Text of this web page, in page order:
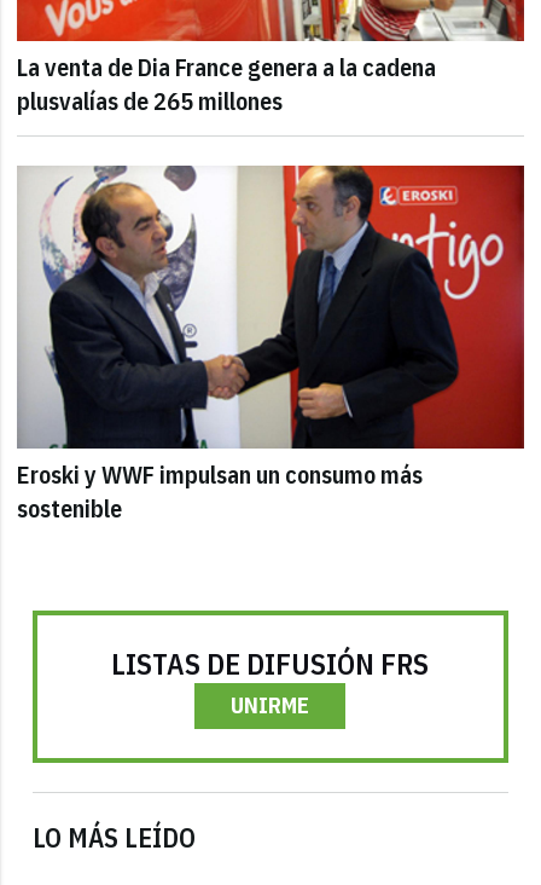
La venta de Dia France genera a la cadena
plusvalías de 265 millones
Eroski y WWF impulsan un consumo más
sostenible
LISTAS DE DIFUSIÓN FRS
UNIRME
LO MÁS LEÍDO